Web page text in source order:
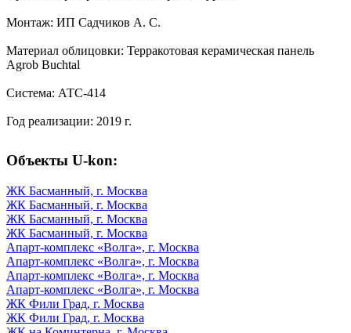
Монтаж: ИП Садчиков А. С.
Материал облицовки: Терракотовая керамическая панель
Agrob Buchtal
Система: АТС-414
Год реализации: 2019 г.
Объекты U-kon:
ЖК Басманный, г. Москва
ЖК Басманный, г. Москва
ЖК Басманный, г. Москва
ЖК Басманный, г. Москва
Апарт-комплекс «Волга», г. Москва
Апарт-комплекс «Волга», г. Москва
Апарт-комплекс «Волга», г. Москва
Апарт-комплекс «Волга», г. Москва
ЖК Фили Град, г. Москва
ЖК Фили Град, г. Москва